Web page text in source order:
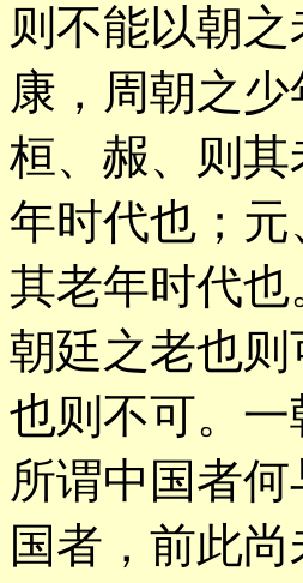
则不能以朝
康，周朝之
桓、赧、则
年时代也；
其老年时代
朝廷之老也
也则不可。
所谓中国者
国者，前此